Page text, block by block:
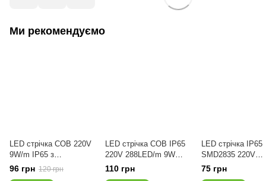
Ми рекомендуємо
LED стрічка COB 220V
9W/m IP65 з
самоклеючою основою
напряму від
96 грн 120 грн
LED стрічка СОВ ІР65
220V 288LED/m 9W
яскравість 1260 лм/м
Нейтральна біла
110 грн
LED стрічка ІР65
SMD2835 220V
120LED/m 6W
Холодний
75 грн